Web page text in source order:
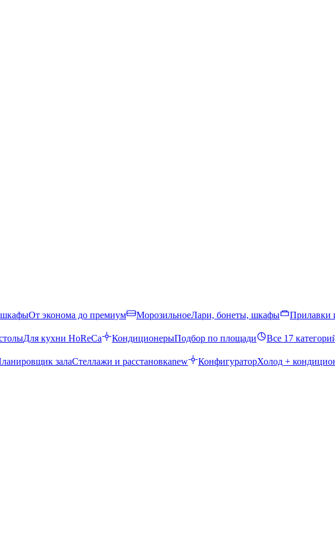
шкафыОт эконома до премиум МорозильноеЛари, бонеты, шкафы Прилавки
Для кухни HoReCa КондиционерыПодбор по площади Все 17
залаСтеллажи и расстановкаnew КонфигураторХолод +